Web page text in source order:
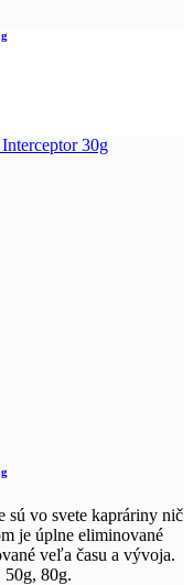
sú vo svete kapráriny nič
je úplne eliminované
veľa času a vývoja.
80g.